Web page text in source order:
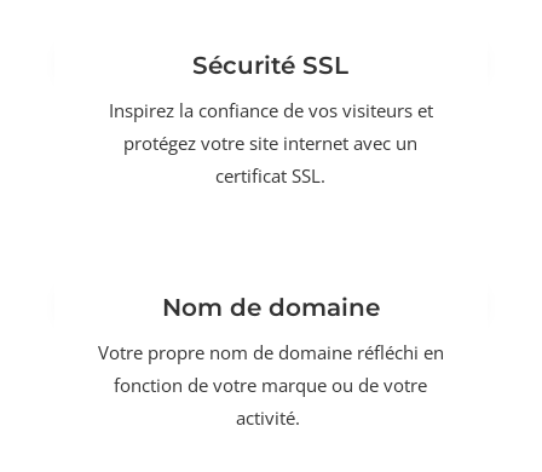
Sécurité SSL
Inspirez la confiance de vos visiteurs et
protégez votre site internet avec un
certificat SSL.
Nom de domaine
Votre propre nom de domaine réfléchi en
fonction de votre marque ou de votre
activité.